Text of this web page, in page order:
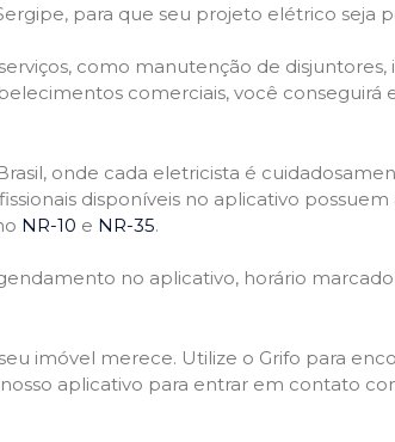
para que seu projeto elétrico seja
como manutenção de
comerciais, você
onde cada eletricista é
disponíveis no aplicativo
NR-10 e NR-35.
no aplicativo, horário
imóvel merece. Utilize o Grifo para
aplicativo para entrar em contato